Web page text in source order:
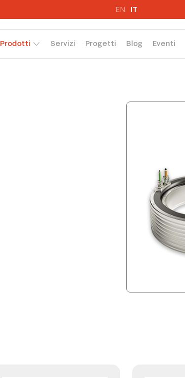
EN IT
Prodotti Servizi Progetti Blog Eventi